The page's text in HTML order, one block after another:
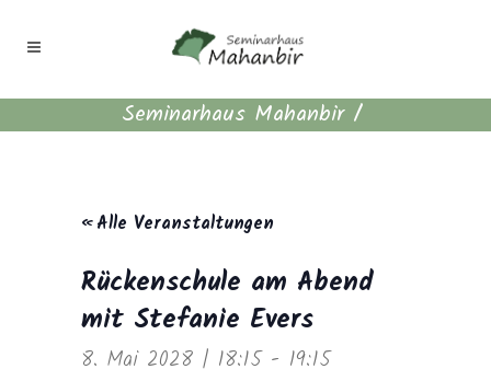
Seminarhaus Mahanbir/
« Alle Veranstaltungen
Rückenschule am Abend
mit Stefanie Evers
8. Mai 2028 | 18:15- 19:15